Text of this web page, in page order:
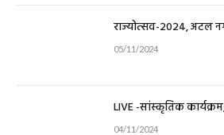
राज्योत्सव-2024, अटल
05/11/2024
LIVE -सांस्कृतिक
04/11/2024